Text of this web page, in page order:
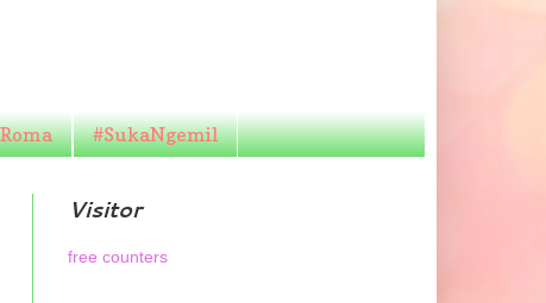
#SukaNgemil
Visitor
free counters